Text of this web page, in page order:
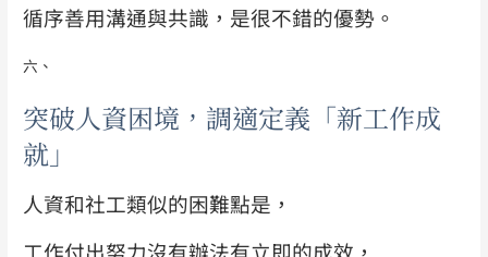
循序善用溝通與共識，是很不錯的優勢。
六、
突破人資困境，調適定義「新工作成
就」
人資和社工類似的困難點是，